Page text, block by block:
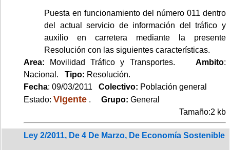
Puesta en funcionamiento del número 011 dentro
del actual servicio de información del tráfico y
auxilio en carretera mediante la presente
Resolución con las siguientes características.
Area: Movilidad Tráfico y Transportes. Ambito:
Nacional. Tipo: Resolución.
Fecha: 09/03/2011 Colectivo: Población general
Estado: Vigente . Grupo: General
Tamaño:2 kb
Ley 2/2011, De 4 De Marzo, De Economía Sostenible